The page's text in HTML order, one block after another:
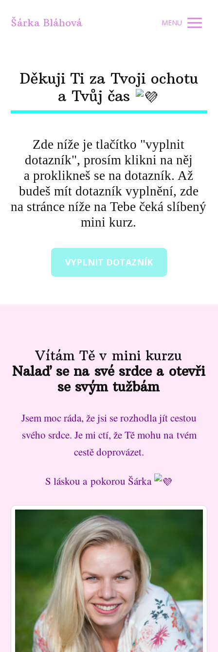
Šárka Bláhová MENU
Děkuji Ti za Tvoji ochotu
a Tvůj čas
Zde níže je tlačítko "vyplnit
dotazník", prosím klikni na něj
a proklikneš se na dotazník. Až
budeš mít dotazník vyplnění, zde
na stránce níže na Tebe čeká slíbený
mini kurz.
VYPLNIT DOTAZNÍK
Vítám Tě v mini kurzu
Nalaď se na své srdce a otevři
se svým tužbám
Jsem moc ráda, že jsi se rozhodla jít cestou
svého srdce. Je mi ctí, že Tě mohu na tvém
cestě doprovázet.
S láskou a pokorou Šárka